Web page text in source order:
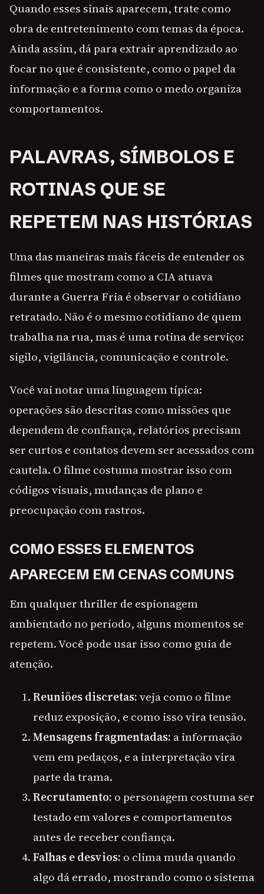
Quando esses sinais aparecem, trate como
obra de entretenimento com temas da época.
Ainda assim, dá para extrair aprendizado ao
focar no que é consistente, como o papel da
informação e a forma como o medo organiza
comportamentos.
PALAVRAS, SÍMBOLOS E
ROTINAS QUE SE
REPETEM NAS HISTÓRIAS
Uma das maneiras mais fáceis de entender os
filmes que mostram como a CIA atuava
durante a Guerra Fria é observar o cotidiano
retratado. Não é o mesmo cotidiano de quem
trabalha na rua, mas é uma rotina de serviço:
sigilo, vigilância, comunicação e controle.
Você vai notar uma linguagem típica:
operações são descritas como missões que
dependem de confiança, relatórios precisam
ser curtos e contatos devem ser acessados com
cautela. O filme costuma mostrar isso com
códigos visuais, mudanças de plano e
preocupação com rastros.
COMO ESSES ELEMENTOS
APARECEM EM CENAS COMUNS
Em qualquer thriller de espionagem
ambientado no período, alguns momentos se
repetem. Você pode usar isso como guia de
atenção.
Reuniões discretas:veja como o filme
reduz exposição, e como isso vira tensão.
Mensagens fragmentadas: a informação
vem em pedaços, e a interpretação vira
parte da trama.
Recrutamento: o personagem costuma ser
testado em valores e comportamentos
antes de receber confiança.
Falhas e desvios: o clima muda quando
algo dá errado, mostrando como o sistema